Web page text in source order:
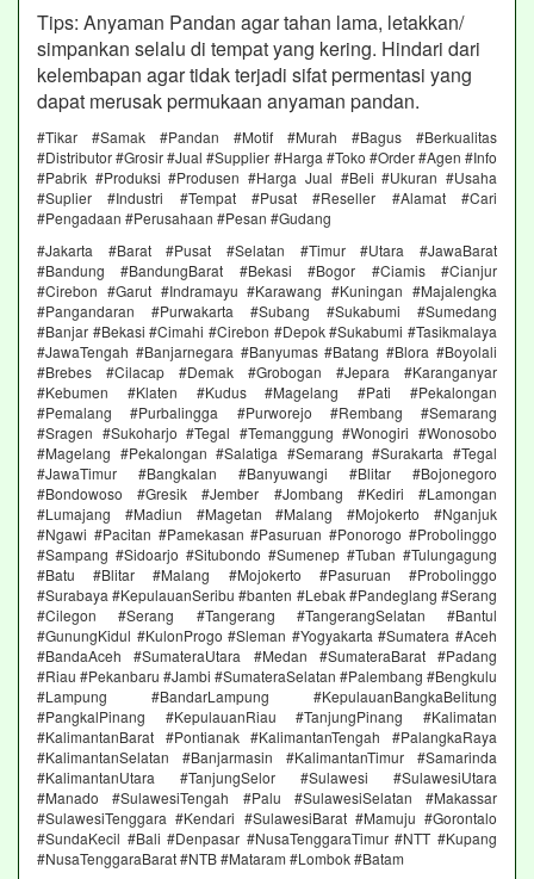
Tips: Anyaman Pandan agar tahan lama, letakkan/
simpankan selalu di tempat yang kering. Hindari dari
kelembapan agar tidak terjadi sifat permentasi yang
dapat merusak permukaan anyaman pandan.
#Tikar #Samak #Pandan #Motif #Murah #Bagus #Berkualitas
#Distributor #Grosir #Jual #Supplier #Harga #Toko #Order #Agen #Info
#Pabrik #Produksi #Produsen #Harga Jual #Beli #Ukuran #Usaha
#Suplier #Industri #Tempat #Pusat #Reseller #Alamat #Cari
#Pengadaan #Perusahaan #Pesan #Gudang
#Jakarta #Barat #Pusat #Selatan #Timur #Utara #JawaBarat
#Bandung #BandungBarat #Bekasi #Bogor #Ciamis #Cianjur
#Cirebon #Garut #Indramayu #Karawang #Kuningan #Majalengka
#Pangandaran #Purwakarta #Subang #Sukabumi #Sumedang
#Banjar #Bekasi #Cimahi #Cirebon #Depok #Sukabumi #Tasikmalaya
#JawaTengah #Banjarnegara #Banyumas #Batang #Blora #Boyolali
#Brebes #Cilacap #Demak #Grobogan #Jepara #Karanganyar
#Kebumen #Klaten #Kudus #Magelang #Pati #Pekalongan
#Pemalang #Purbalingga #Purworejo #Rembang #Semarang
#Sragen #Sukoharjo #Tegal #Temanggung #Wonogiri #Wonosobo
#Magelang #Pekalongan #Salatiga #Semarang #Surakarta #Tegal
#JawaTimur #Bangkalan #Banyuwangi #Blitar #Bojonegoro
#Bondowoso #Gresik #Jember #Jombang #Kediri #Lamongan
#Lumajang #Madiun #Magetan #Malang #Mojokerto #Nganjuk
#Ngawi #Pacitan #Pamekasan #Pasuruan #Ponorogo #Probolinggo
#Sampang #Sidoarjo #Situbondo #Sumenep #Tuban #Tulungagung
#Batu #Blitar #Malang #Mojokerto #Pasuruan #Probolinggo
#Surabaya #KepulauanSeribu #banten #Lebak #Pandeglang #Serang
#Cilegon #Serang #Tangerang #TangerangSelatan #Bantul
#GunungKidul #KulonProgo #Sleman #Yogyakarta #Sumatera #Aceh
#BandaAceh #SumateraUtara #Medan #SumateraBarat #Padang
#Riau #Pekanbaru #Jambi #SumateraSelatan #Palembang #Bengkulu
#Lampung #BandarLampung #KepulauanBangkaBelitung
#PangkalPinang #KepulauanRiau #TanjungPinang #Kalimatan
#KalimantanBarat #Pontianak #KalimantanTengah #PalangkaRaya
#KalimantanSelatan #Banjarmasin #KalimantanTimur #Samarinda
#KalimantanUtara #TanjungSelor #Sulawesi #SulawesiUtara
#Manado #SulawesiTengah #Palu #SulawesiSelatan #Makassar
#SulawesiTenggara #Kendari #SulawesiBarat #Mamuju #Gorontalo
#SundaKecil #Bali #Denpasar #NusaTenggaraTimur #NTT #Kupang
#NusaTenggaraBarat #NTB #Mataram #Lombok #Batam